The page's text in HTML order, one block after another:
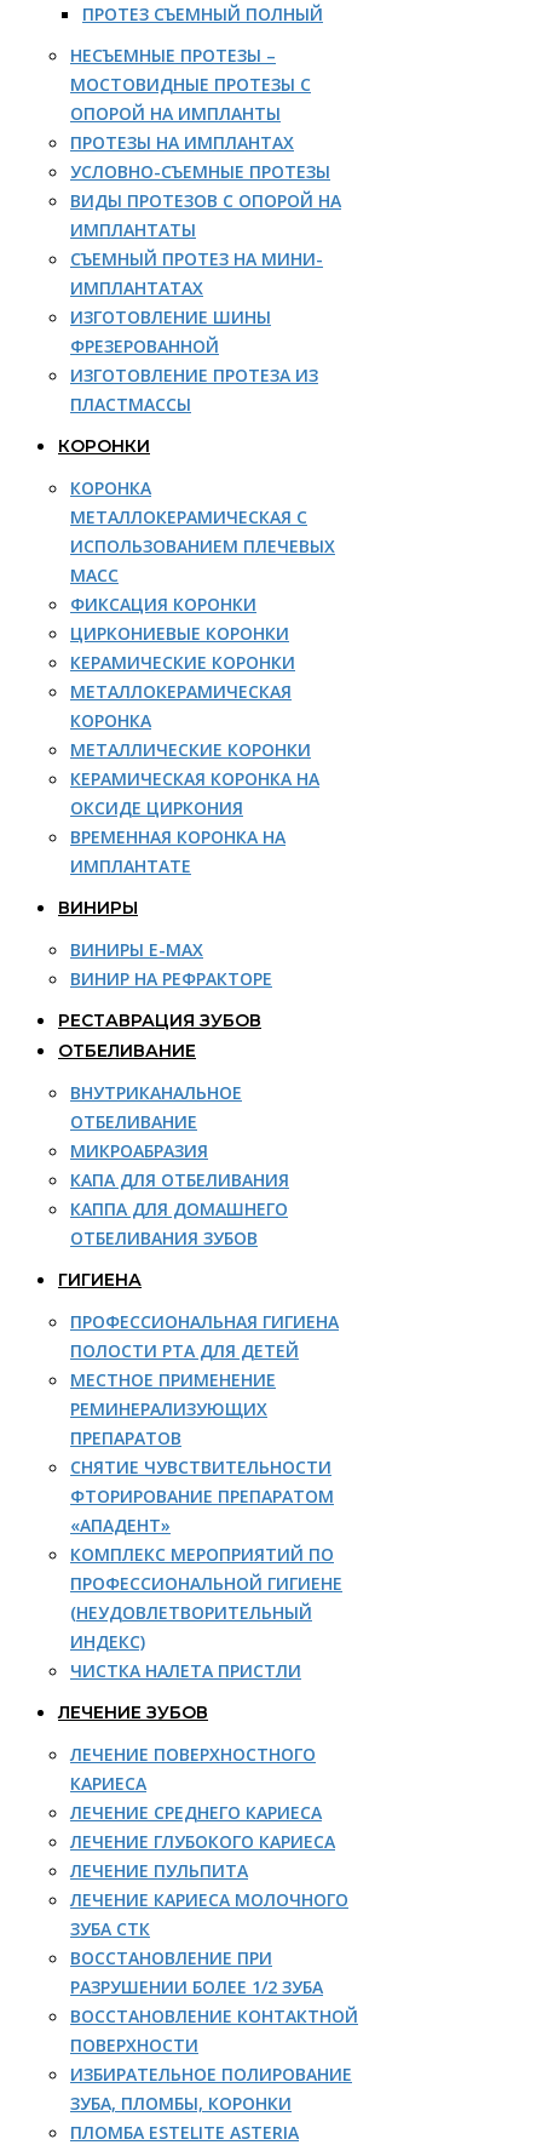
ПРОТЕЗ СЪЕМНЫЙ ПОЛНЫЙ
НЕСЪЕМНЫЕ ПРОТЕЗЫ –
МОСТОВИДНЫЕ ПРОТЕЗЫ С
ОПОРОЙ НА ИМПЛАНТЫ
ПРОТЕЗЫ НА ИМПЛАНТАХ
УСЛОВНО-СЪЕМНЫЕ ПРОТЕЗЫ
ВИДЫ ПРОТЕЗОВ С ОПОРОЙ НА
ИМПЛАНТАТЫ
СЪЕМНЫЙ ПРОТЕЗ НА МИНИ-
ИМПЛАНТАТАХ
ИЗГОТОВЛЕНИЕ ШИНЫ
ФРЕЗЕРОВАННОЙ
ИЗГОТОВЛЕНИЕ ПРОТЕЗА ИЗ
ПЛАСТМАССЫ
КОРОНКИ
КОРОНКА
МЕТАЛЛОКЕРАМИЧЕСКАЯ С
ИСПОЛЬЗОВАНИЕМ ПЛЕЧЕВЫХ
МАСС
ФИКСАЦИЯ КОРОНКИ
ЦИРКОНИЕВЫЕ КОРОНКИ
КЕРАМИЧЕСКИЕ КОРОНКИ
МЕТАЛЛОКЕРАМИЧЕСКАЯ
КОРОНКА
МЕТАЛЛИЧЕСКИЕ КОРОНКИ
КЕРАМИЧЕСКАЯ КОРОНКА НА
ОКСИДЕ ЦИРКОНИЯ
ВРЕМЕННАЯ КОРОНКА НА
ИМПЛАНТАТЕ
ВИНИРЫ
ВИНИРЫ E-MAX
ВИНИР НА РЕФРАКТОРЕ
РЕСТАВРАЦИЯ ЗУБОВ
ОТБЕЛИВАНИЕ
ВНУТРИКАНАЛЬНОЕ
ОТБЕЛИВАНИЕ
МИКРОАБРАЗИЯ
КАПА ДЛЯ ОТБЕЛИВАНИЯ
КАППА ДЛЯ ДОМАШНЕГО
ОТБЕЛИВАНИЯ ЗУБОВ
ГИГИЕНА
ПРОФЕССИОНАЛЬНАЯ ГИГИЕНА
ПОЛОСТИ РТА ДЛЯ ДЕТЕЙ
МЕСТНОЕ ПРИМЕНЕНИЕ
РЕМИНЕРАЛИЗУЮЩИХ
ПРЕПАРАТОВ
СНЯТИЕ ЧУВСТВИТЕЛЬНОСТИ
ФТОРИРОВАНИЕ ПРЕПАРАТОМ
«АПАДЕНТ»
КОМПЛЕКС МЕРОПРИЯТИЙ ПО
ПРОФЕССИОНАЛЬНОЙ ГИГИЕНЕ
(НЕУДОВЛЕТВОРИТЕЛЬНЫЙ
ИНДЕКС)
ЧИСТКА НАЛЕТА ПРИСТЛИ
ЛЕЧЕНИЕ ЗУБОВ
ЛЕЧЕНИЕ ПОВЕРХНОСТНОГО
КАРИЕСА
ЛЕЧЕНИЕ СРЕДНЕГО КАРИЕСА
ЛЕЧЕНИЕ ГЛУБОКОГО КАРИЕСА
ЛЕЧЕНИЕ ПУЛЬПИТА
ЛЕЧЕНИЕ КАРИЕСА МОЛОЧНОГО
ЗУБА СТК
ВОССТАНОВЛЕНИЕ ПРИ
РАЗРУШЕНИИ БОЛЕЕ 1/2 ЗУБА
ВОССТАНОВЛЕНИЕ КОНТАКТНОЙ
ПОВЕРХНОСТИ
ИЗБИРАТЕЛЬНОЕ ПОЛИРОВАНИЕ
ЗУБА, ПЛОМБЫ, КОРОНКИ
ПЛОМБА ESTELITE ASTERIA